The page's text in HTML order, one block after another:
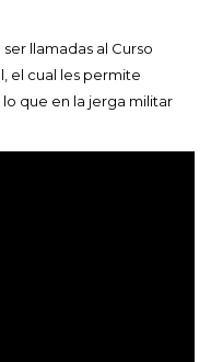
llamadas al Curso
el cual les permite
que en la jerga militar